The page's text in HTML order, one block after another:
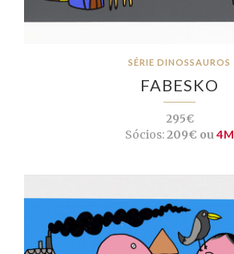
SÉRIE DINOSSAUROS
FABESKO
295€
Sócios:209€ ou4M